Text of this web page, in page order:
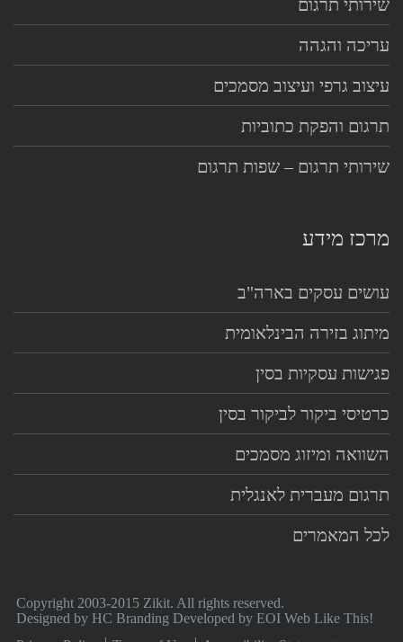
שירותי תרגום
עריכה והגהה
עיצוב גרפי ועיצוב מסמכים
תרגום והפקת כתוביות
שירותי תרגום – שפות תרגום
מרכז מידע
עושים עסקים בארה"ב
מיתוג בזירה הבינלאומית
פגישות עסקיות בסין
כרטיסי ביקור לביקור בסין
השוואה ומיזוג מסמכים
תרגום מעברית לאנגלית
לכל המאמרים
Copyright 2003-2015 Zikit. All rights reserved.
Designed by HC Branding Developed by EOI Web Like This!